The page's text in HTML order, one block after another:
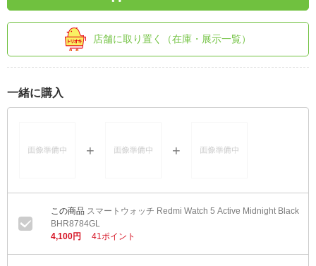
店舗に取り置く（在庫・展示一覧）
一緒に購入
スマートウォッチ Redmi Watch 5 Active Midnight Black
BHR8784GL
4,100円
41ポイント